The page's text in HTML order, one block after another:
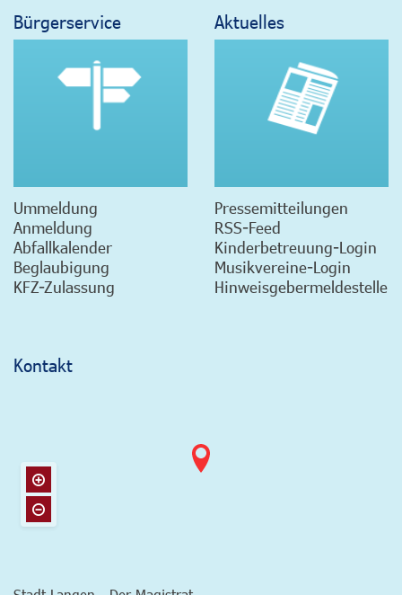
Bürgerservice
Ummeldung
Anmeldung
Abfallkalender
Beglaubigung
KFZ-Zulassung
Aktuelles
Pressemitteilungen
RSS-Feed
Kinderbetreuung-Login
Musikvereine-Login
Hinweisgebermeldestelle
Kontakt